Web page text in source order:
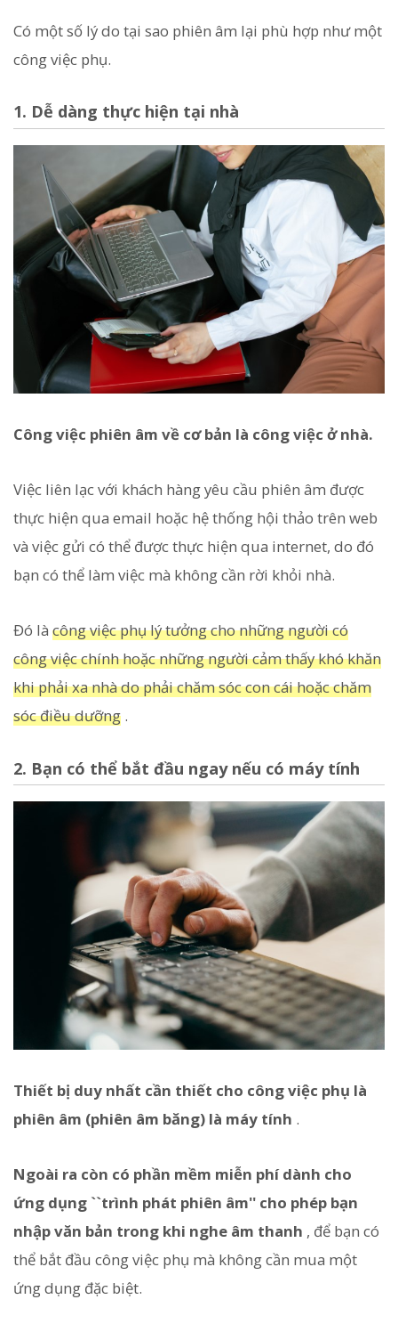
Có một số lý do tại sao phiên âm lại phù hợp như một
công việc phụ.
1. Dễ dàng thực hiện tại nhà
Công việc phiên âm về cơ bản là công việc ở nhà.
Việc liên lạc với khách hàng yêu cầu phiên âm được
thực hiện qua email hoặc hệ thống hội thảo trên web
và việc gửi có thể được thực hiện qua internet, do đó
bạn có thể làm việc mà không cần rời khỏi nhà.
Đó là công việc phụ lý tưởng cho những người có
công việc chính hoặc những người cảm thấy khó khăn
khi phải xa nhà do phải chăm sóc con cái hoặc chăm
sóc điều dưỡng .
2. Bạn có thể bắt đầu ngay nếu có máy tính
Thiết bị duy nhất cần thiết cho công việc phụ là
phiên âm (phiên âm băng) là máy tính .
Ngoài ra còn có phần mềm miễn phí dành cho
ứng dụng ``trình phát phiên âm'' cho phép bạn
nhập văn bản trong khi nghe âm thanh , để bạn có
thể bắt đầu công việc phụ mà không cần mua một
ứng dụng đặc biệt.